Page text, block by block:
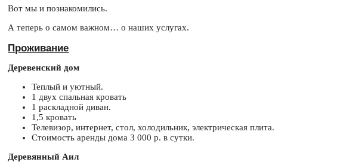
Вот мы и познакомились.
А теперь о самом важном… о наших услугах.
Проживание
Деревенский дом
Теплый и уютный.
1 двух спальная кровать
1 раскладной диван.
1,5 кровать
Телевизор, интернет, стол, холодильник, электрическая плита.
Стоимость аренды дома 3 000 р. в сутки.
Деревянный Аил